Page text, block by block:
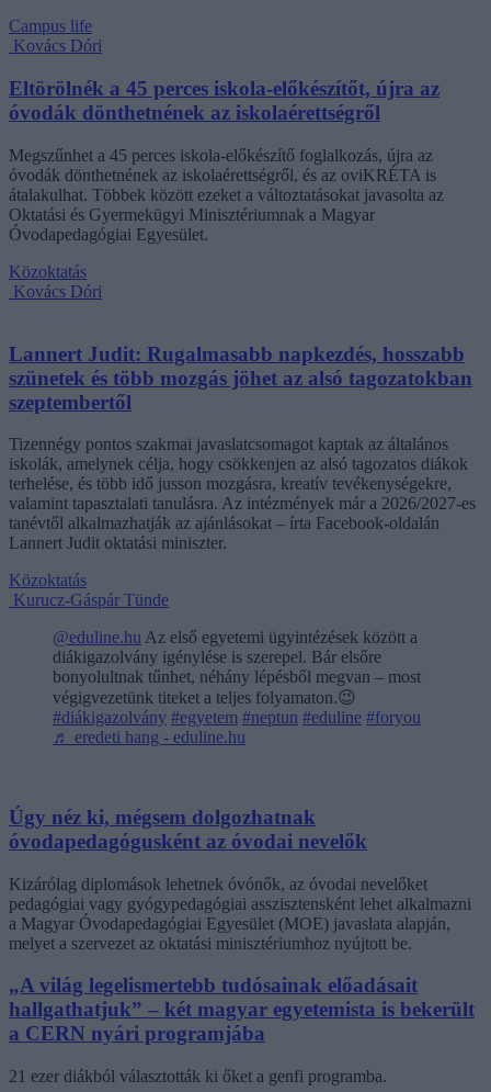
Campus life
Kovács Dóri
Eltörölnék a 45 perces iskola-előkészítőt, újra az
óvodák dönthetnének az iskolaérettségről
Megszűnhet a 45 perces iskola-előkészítő foglalkozás, újra az
óvodák dönthetnének az iskolaérettségről, és az oviKRÉTA is
átalakulhat. Többek között ezeket a változtatásokat javasolta az
Oktatási és Gyermekügyi Minisztériumnak a Magyar
Óvodapedagógiai Egyesület.
Közoktatás
Kovács Dóri
Lannert Judit: Rugalmasabb napkezdés, hosszabb
szünetek és több mozgás jöhet az alsó tagozatokban
szeptembertől
Tizennégy pontos szakmai javaslatcsomagot kaptak az általános
iskolák, amelynek célja, hogy csökkenjen az alsó tagozatos diákok
terhelése, és több idő jusson mozgásra, kreatív tevékenységekre,
valamint tapasztalati tanulásra. Az intézmények már a 2026/2027-es
tanévtől alkalmazhatják az ajánlásokat – írta Facebook-oldalán
Lannert Judit oktatási miniszter.
Közoktatás
Kurucz-Gáspár Tünde
@eduline.hu Az első egyetemi ügyintézések között a
diákigazolvány igénylése is szerepel. Bár elsőre
bonyolultnak tűnhet, néhány lépésből megvan – most
végigvezetünk titeket a teljes folyamaton.😉
#diákigazolvány #egyetem #neptun #eduline #foryou
♬ eredeti hang - eduline.hu
Úgy néz ki, mégsem dolgozhatnak
óvodapedagógusként az óvodai nevelők
Kizárólag diplomások lehetnek óvónők, az óvodai nevelőket
pedagógiai vagy gyógypedagógiai asszisztensként lehet alkalmazni
a Magyar Óvodapedagógiai Egyesület (MOE) javaslata alapján,
melyet a szervezet az oktatási minisztériumhoz nyújtott be.
„A világ legelismertebb tudósainak előadásait
hallgathatjuk” – két magyar egyetemista is bekerült
a CERN nyári programjába
21 ezer diákból választották ki őket a genfi programba.